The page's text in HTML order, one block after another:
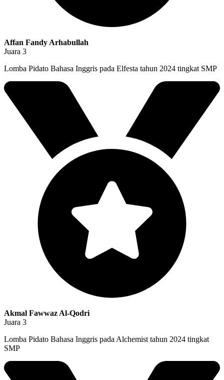
Affan Fandy Arhabullah
Juara 3
Lomba Pidato Bahasa Inggris pada Elfesta tahun 2024 tingkat SMP
Akmal Fawwaz Al-Qodri
Juara 3
Lomba Pidato Bahasa Inggris pada Alchemist tahun 2024 tingkat
SMP